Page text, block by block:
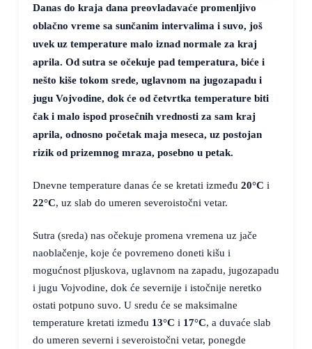
Danas do kraja dana preovladavaće promenljivo
oblačno vreme sa sunčanim intervalima i suvo, još
uvek uz temperature malo iznad normale za kraj
aprila. Od sutra se očekuje pad temperatura, biće i
nešto kiše tokom srede, uglavnom na jugozapadu i
jugu Vojvodine, dok će od četvrtka temperature biti
čak i malo ispod prosečnih vrednosti za sam kraj
aprila, odnosno početak maja meseca, uz postojan
rizik od prizemnog mraza, posebno u petak.
Dnevne temperature danas će se kretati između 20°C i
22°C, uz slab do umeren severoistočni vetar.
Sutra (sreda) nas očekuje promena vremena uz jače
naoblačenje, koje će povremeno doneti kišu i
mogućnost pljuskova, uglavnom na zapadu, jugozapadu
i jugu Vojvodine, dok će severnije i istočnije neretko
ostati potpuno suvo. U sredu će se maksimalne
temperature kretati između 13°C i 17°C, a duvaće slab
do umeren severni i severoistočni vetar, ponegde